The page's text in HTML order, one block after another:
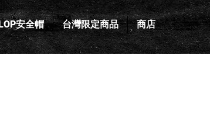
安全帽 台灣限定商品 商店